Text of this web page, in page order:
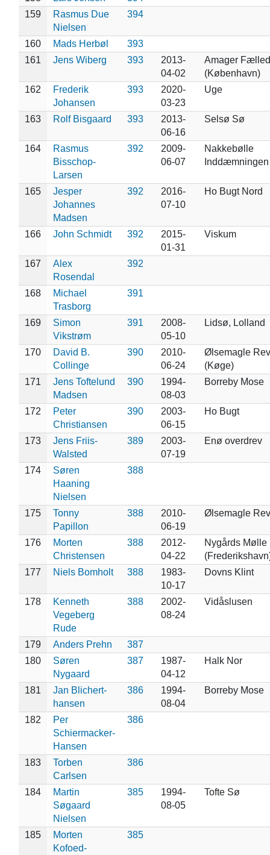
159
Rasmus Due
Nielsen
394
160 Mads Herbøl
393
161
Jens Wiberg 393
2013-
04-02
Amager Fælled
(København)
162
Frederik
Johansen
393
2020-
03-23
Uge
163 Rolf Bisgaard 393
2013-
06-16
Selsø Sø
164
Rasmus
Bisschop-
Larsen
392
2009-
06-07
Nakkebølle
Inddæmningen
165
Jesper
Johannes
Madsen
392
2016-
07-10
Ho Bugt Nord
166 John Schmidt 392
2015-
01-31
Viskum
167
Alex
Rosendal
392
168
Michael
Trasborg
391
169
Simon
Vikstrøm
391
2008-
05-10
Lidsø, Lolland
170
David B.
Collinge
390
2010-
06-24
Ølsemagle
(Køge)
171
Jens Toftelund
Madsen
390
1994-
08-03
Borreby Mose
172
Peter
Christiansen
390
2003-
06-15
Ho Bugt
173
Jens Friis-
Walsted
389
2003-
07-19
Enø overdrev
174
Søren
Haaning
Nielsen
388
175
Tonny
Papillon
388
2010-
06-19
Ølsemagle
176
Morten
Christensen
388
2012-
04-22
Nygårds Mølle
177
Niels Bomholt 388
1983-
10-17
Dovns Klint
178
Kenneth
Vegeberg
Rude
388
2002-
08-24
Vidåslusen
179 Anders Prehn
387
180
Søren
Nygaard
387
1987-
04-12
Halk Nor
181
Jan Blichert-
hansen
386
1994-
08-04
Borreby Mose
182
Per
Schiermacker-
Hansen
386
183
Torben
Carlsen
386
184
Martin
Søgaard
Nielsen
385
1994-
08-05
Tofte Sø
185
Morten
Kofoed-
385